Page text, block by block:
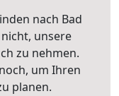
nach Bad
unsere
zu nehmen.
um Ihren
planen.